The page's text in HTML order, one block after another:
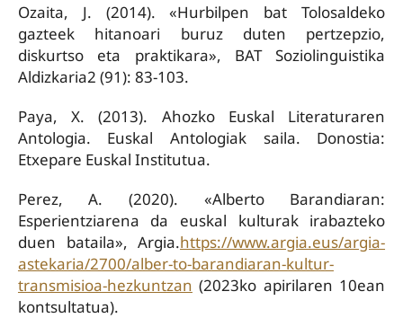
Ozaita, J. (2014). «Hurbilpen bat Tolosaldeko
gazteek hitanoari buruz duten pertzepzio,
diskurtso eta praktikara», BAT Soziolinguistika
Aldizkaria2 (91): 83-103.
Paya, X. (2013). Ahozko Euskal Literaturaren
Antologia. Euskal Antologiak saila. Donostia:
Etxepare Euskal Institutua.
Perez, A. (2020). «Alberto Barandiaran:
Esperientziarena da euskal kulturak irabazteko
duen bataila», Argia.https://www.argia.eus/argia-
astekaria/2700/alber-to-barandiaran-kultur-
transmisioa-hezkuntzan (2023ko apirilaren 10ean
kontsultatua).